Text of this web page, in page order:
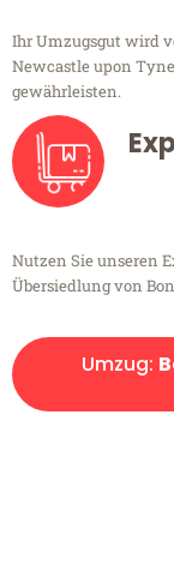
Ihr Umzugsgut wird
Newcastle upon
gewährleisten.
Nutzen Sie unseren
Übersiedlung von
Umzug: